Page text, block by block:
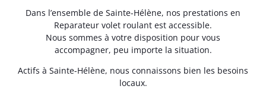
Dans l’ensemble de Sainte-Hélène, nos prestations en
Reparateur volet roulant est accessible.
Nous sommes à votre disposition pour vous
accompagner, peu importe la situation.
Actifs à Sainte-Hélène, nous connaissons bien les besoins
locaux.